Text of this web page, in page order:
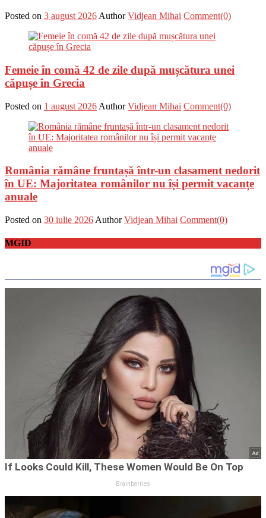
Posted on 3 august 2026 Author Vidjean Mihai Comment(0)
Femeie în comă 42 de zile după mușcătura unei
căpușe în Grecia
Posted on 1 august 2026 Author Vidjean Mihai Comment(0)
România rămâne fruntașă într-un clasament nedorit
în UE: Majoritatea românilor nu își permit vacanțe
anuale
Posted on 30 iulie 2026 Author Vidjean Mihai Comment(0)
MGID